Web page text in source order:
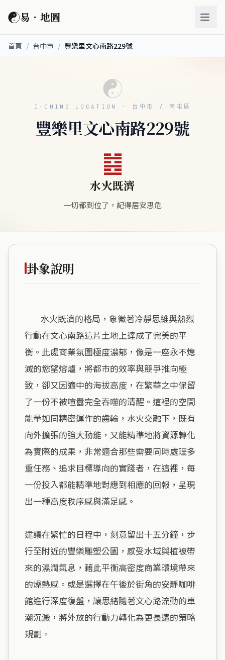
☯易．地圖
首頁 / 台中市 / 豐樂里文心南路229號
☯
I-CHING LOCATION · 台中市 / 南屯區
豐樂里文心南路229號
䷾
水火既濟
一切都到位了，記得居安思危
卦象說明
行動在文心南路這片土地上達成了完美的平
衡。此處商業氛圍極度濃郁，像是一座永不熄
滅的慾望熔爐，將都市的效率與競爭推向極
致，卻又因適中的海拔高度，在繁華之中保留
了一份不被喧囂完全吞噬的清醒。這裡的空間
能量如同精密運作的齒輪，水火交融下，既有
向外擴張的強大動能，又能精準地將資源轉化
為實際的成果，非常適合那些需要同時處理多
重任務、追求目標導向的實踐者，在這裡，每
一份投入都能精準地對應到相應的回報，呈現
出一種高度秩序感與滿足感。
建議在繁忙的日程中，刻意留出十五分鐘，步
行至附近的豐樂雕塑公園，感受水域與植被帶
來的濕潤氣息，藉此平衡高密度商業環境帶來
的燥熱感。或是選擇在午後於街角的安靜咖啡
館進行深度復盤，讓思緒隨著文心路流動的車
潮沉澱，將外放的行動力轉化為更長遠的策略
規劃。